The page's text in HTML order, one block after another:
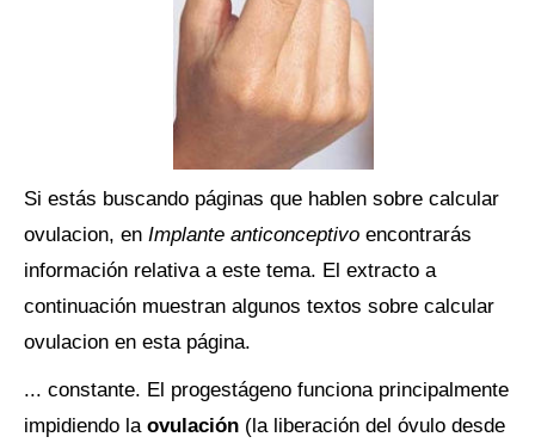
Si estás buscando páginas que hablen sobre calcular
ovulacion, en Implante anticonceptivo encontrarás
información relativa a este tema. El extracto a
continuación muestran algunos textos sobre calcular
ovulacion en esta página.
... constante. El progestágeno funciona principalmente
impidiendo la ovulación (la liberación del óvulo desde